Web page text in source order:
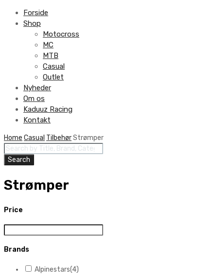
Forside
Shop
Motocross
MC
MTB
Casual
Outlet
Nyheder
Om os
Kaduuz Racing
Kontakt
Skip
to
content
Home Casual TilbehørStrømper
Products
search
Search
Strømper
Price
Brands
Alpinestars(4)